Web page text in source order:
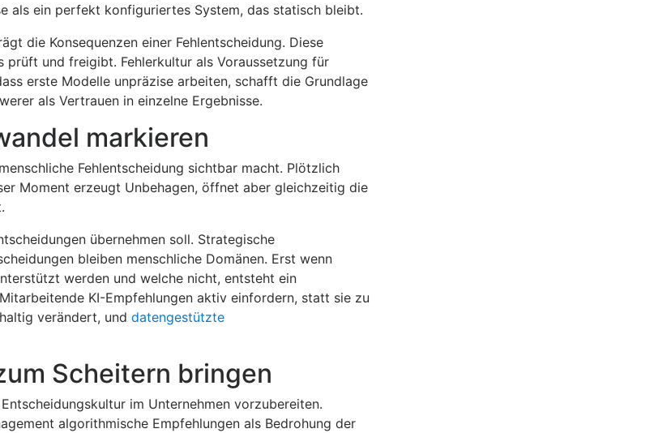
als ein perfekt konfiguriertes System, das statisch bleibt.
die Konsequenzen einer Fehlentscheidung. Diese
und freigibt. Fehlerkultur als Voraussetzung für
erste Modelle unpräzise arbeiten, schafft die Grundlage
als Vertrauen in einzelne Ergebnisse.
markieren
Fehlentscheidung sichtbar macht. Plötzlich
Moment erzeugt Unbehagen, öffnet aber gleichzeitig die
übernehmen soll. Strategische
bleiben menschliche Domänen. Erst wenn
werden und welche nicht, entsteht ein
KI-Empfehlungen aktiv einfordern, statt sie zu
verändert, und datengestützte
Scheitern bringen
im Unternehmen vorzubereiten.
algorithmische Empfehlungen als Bedrohung der